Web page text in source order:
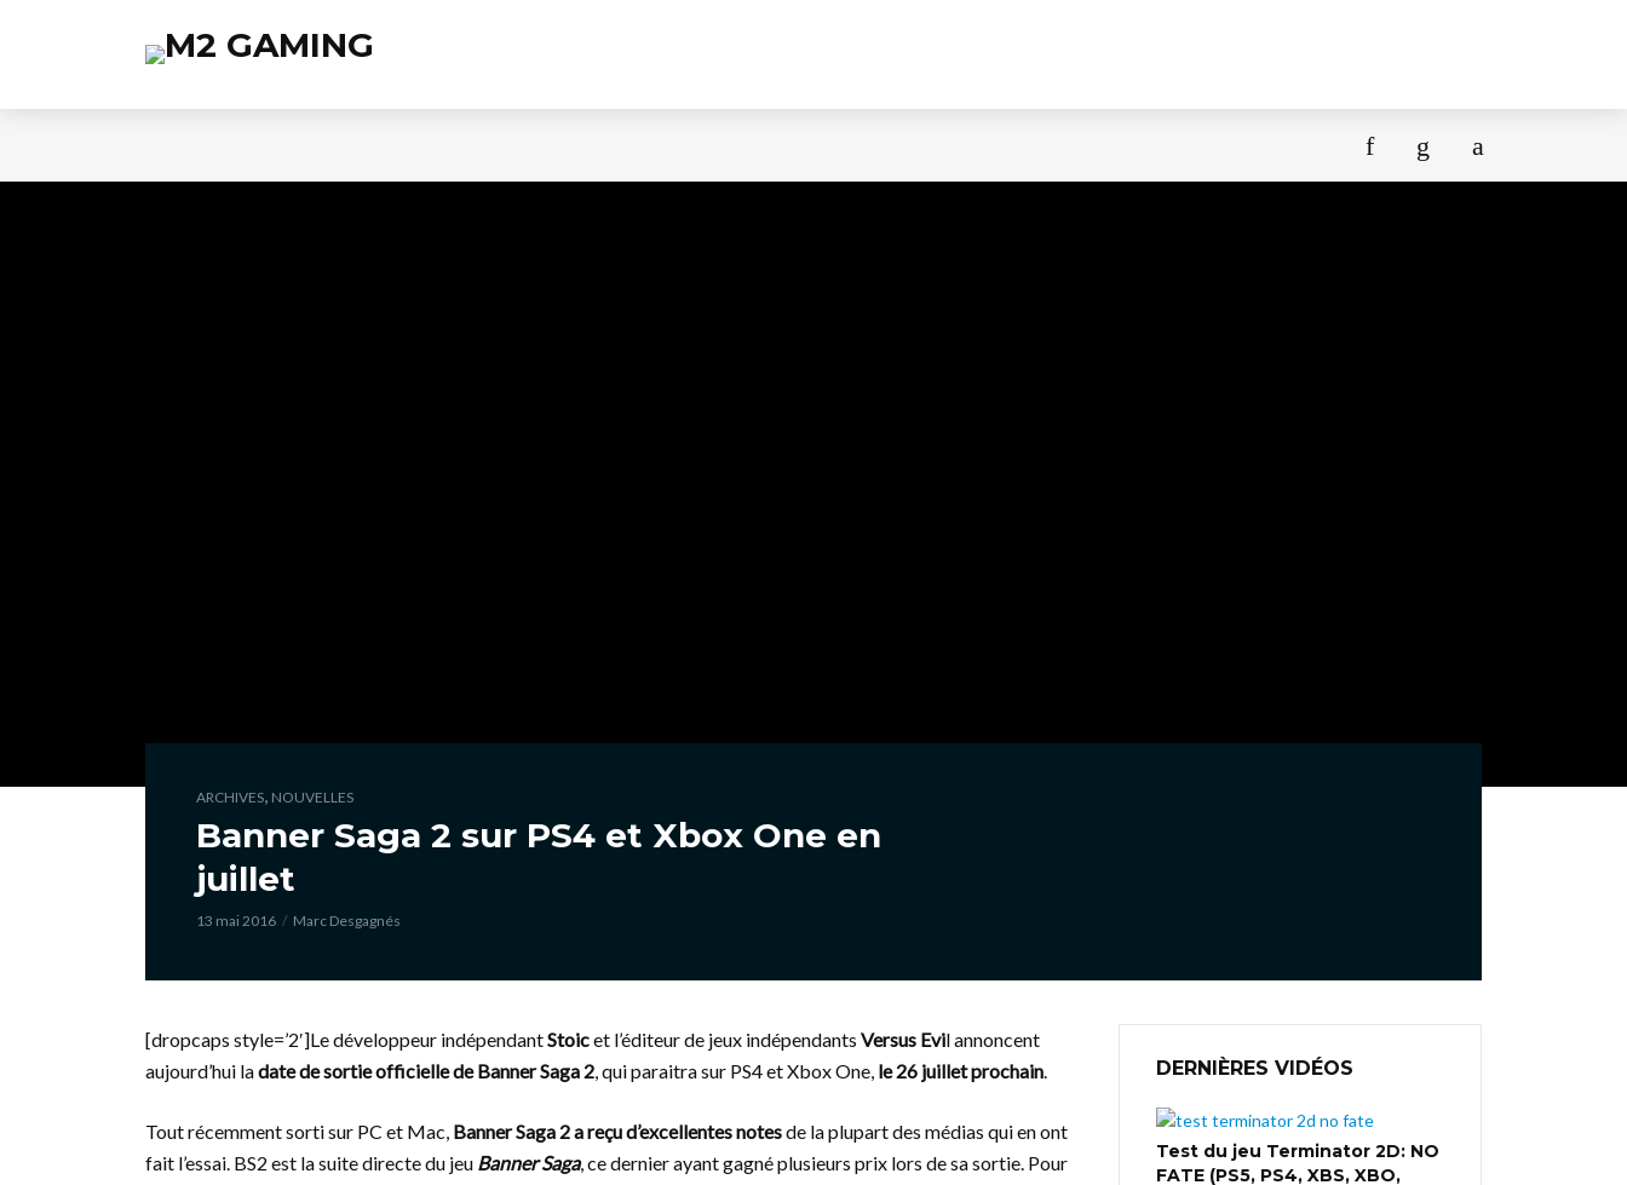
ARCHIVES, NOUVELLES
Banner Saga 2 sur PS4 et Xbox One en
juillet
13 mai 2016 Marc Desgagnés
[dropcaps style=’2′]Le développeur indépendantStoicet l’éditeur de jeux indépendants Versus Evil annoncent
aujourd’hui ladate de sortie officielle de Banner Saga 2, qui paraitra sur PS4 et Xbox One, le 26 juillet prochain.
Tout récemment sorti sur PC et Mac, Banner Saga 2 a reçu d’excellentes notesde la plupart des médias qui en ont
fait l’essai. BS2 est la suite directe du jeu Banner Saga, ce dernier ayant gagné plusieurs prix lors de sa sortie. Pour
DERNIÈRES VIDÉOS
Test du jeu Terminator 2D: NO
FATE (PS5, PS4, XBS, XBO,